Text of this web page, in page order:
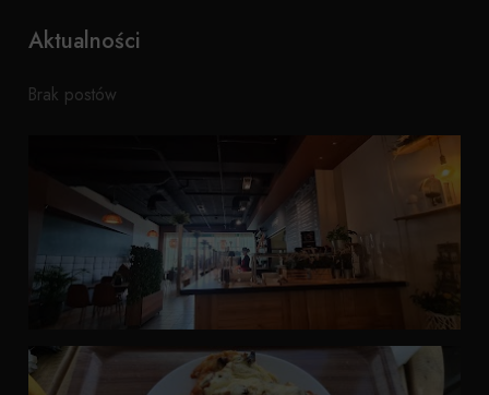
Aktualności
Brak postów